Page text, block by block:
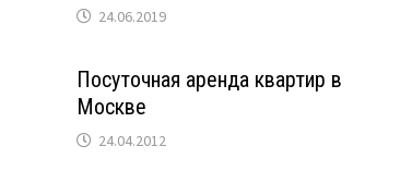
24.06.2019
Посуточная аренда квартир в
Москве
24.04.2012